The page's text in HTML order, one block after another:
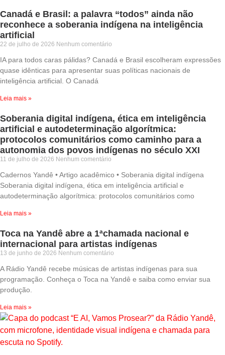
Canadá e Brasil: a palavra “todos” ainda não
reconhece a soberania indígena na inteligência
artificial
22 de julho de 2026 Nenhum comentário
IA para todos caras pálidas? Canadá e Brasil escolheram expressões
quase idênticas para apresentar suas políticas nacionais de
inteligência artificial. O Canadá
Leia mais »
Soberania digital indígena, ética em inteligência
artificial e autodeterminação algorítmica:
protocolos comunitários como caminho para a
autonomia dos povos indígenas no século XXI
11 de julho de 2026 Nenhum comentário
Cadernos Yandê • Artigo acadêmico • Soberania digital indígena
Soberania digital indígena, ética em inteligência artificial e
autodeterminação algorítmica: protocolos comunitários como
Leia mais »
Toca na Yandê abre a 1ªchamada nacional e
internacional para artistas indígenas
13 de junho de 2026 Nenhum comentário
A Rádio Yandê recebe músicas de artistas indígenas para sua
programação. Conheça o Toca na Yandê e saiba como enviar sua
produção.
Leia mais »